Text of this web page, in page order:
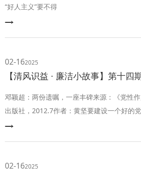
“好人主义”要不得
02-162025
【清风识益 · 廉洁小故事】第十四
邓颖超：两份遗嘱，一座丰碑来源：《党性
出版社，2012.7作者：黄坚要建设一个好的
部，尤其是高级领导干部必须首先带头去实践
高，经过反复斟酌考虑，她便在1978年7月1
02-162025